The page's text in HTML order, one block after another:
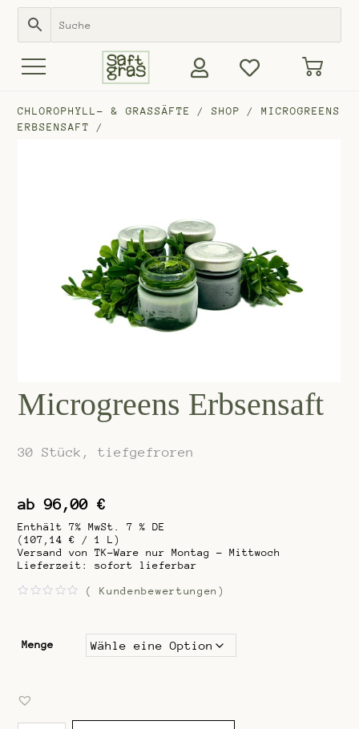
CHLOROPHYLL- & GRASSÄFTE /SHOP /MICROGREENS
ERBSENSAFT /
Microgreens Erbsensaft
30 Stück, tiefgefroren
ab96,00€
Enthält 7% MwSt. 7 % DE
(107,14€ / 1 L)
Versand von TK-Ware nur Montag - Mittwoch
Lieferzeit: sofort lieferbar
r
t
( Kundenbewertungen)
Menge